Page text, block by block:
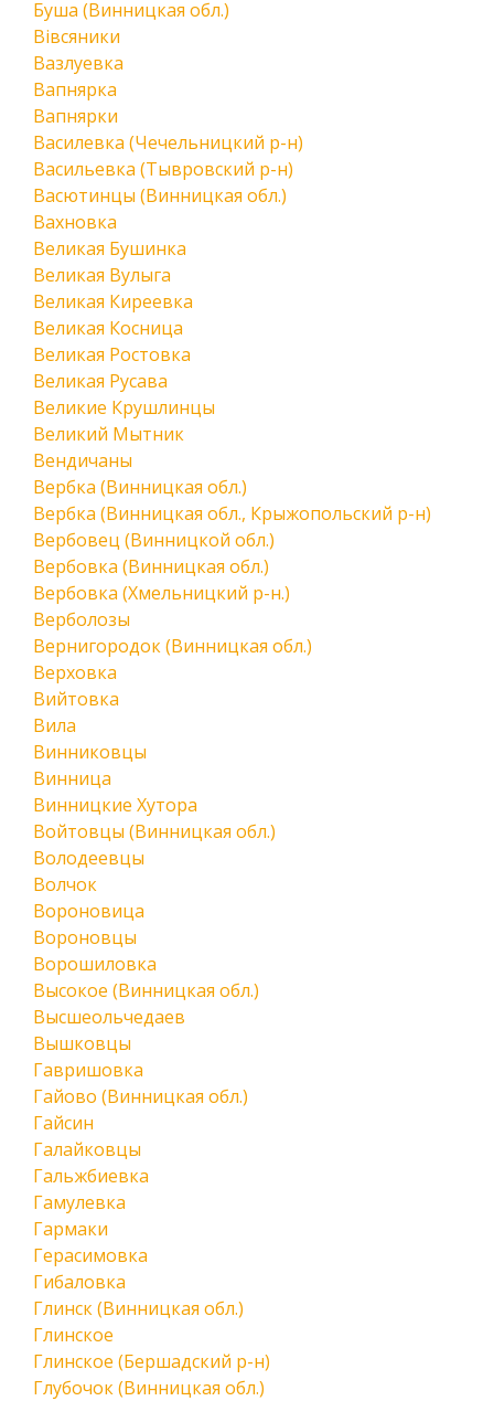
Буша (Винницкая обл.)
Вівсяники
Вазлуевка
Вапнярка
Вапнярки
Василевка (Чечельницкий р-н)
Васильевка (Тывровский р-н)
Васютинцы (Винницкая обл.)
Вахновка
Великая Бушинка
Великая Вулыга
Великая Киреевка
Великая Косница
Великая Ростовка
Великая Русава
Великие Крушлинцы
Великий Мытник
Вендичаны
Вербка (Винницкая обл.)
Вербка (Винницкая обл., Крыжопольский р-н)
Вербовец (Винницкой обл.)
Вербовка (Винницкая обл.)
Вербовка (Хмельницкий р-н.)
Верболозы
Вернигородок (Винницкая обл.)
Верховка
Вийтовка
Вила
Винниковцы
Винница
Винницкие Хутора
Войтовцы (Винницкая обл.)
Володеевцы
Волчок
Вороновица
Вороновцы
Ворошиловка
Высокое (Винницкая обл.)
Высшеольчедаев
Вышковцы
Гавришовка
Гайово (Винницкая обл.)
Гайсин
Галайковцы
Гальжбиевка
Гамулевка
Гармаки
Герасимовка
Гибаловка
Глинск (Винницкая обл.)
Глинское
Глинское (Бершадский р-н)
Глубочок (Винницкая обл.)